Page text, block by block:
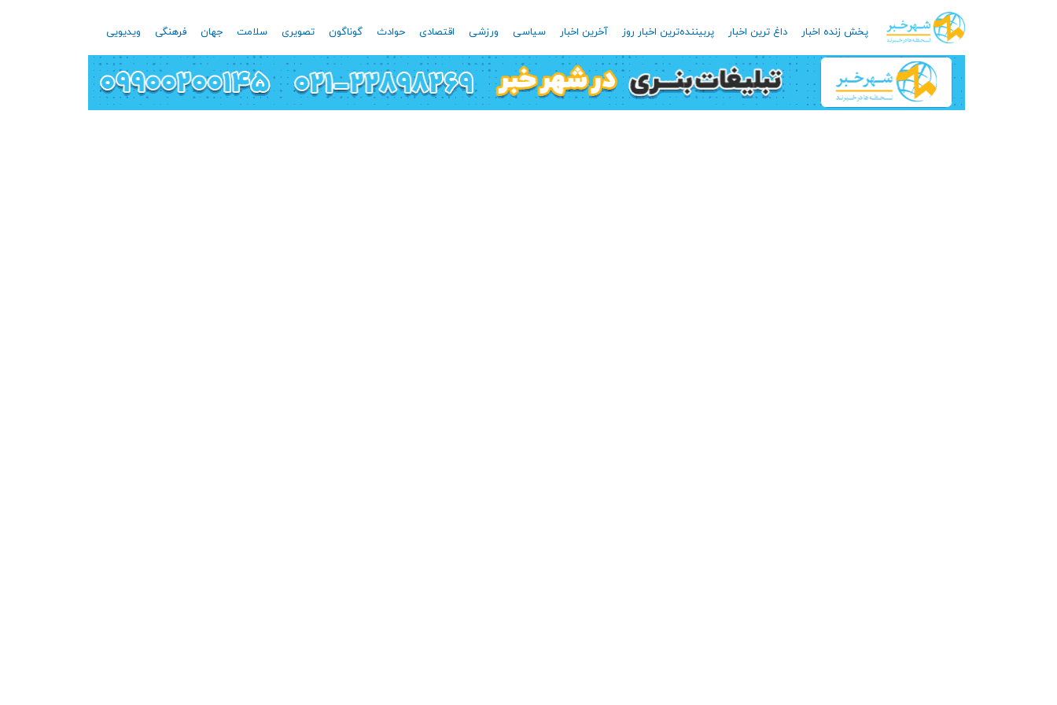
پخش زنده اخبار داغ ترین اخبار پربیننده‌ترین اخبار روز آخرین اخبار سیاسی ورزشی اقتصادی حوادث گوناگون تصویری سلامت جهان فرهنگی ویدیویی